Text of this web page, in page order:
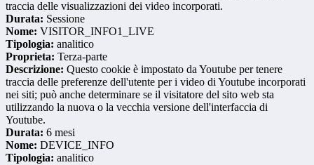
traccia delle visualizzazioni dei video incorporati.
Durata: Sessione
Nome: VISITOR_INFO1_LIVE
Tipologia: analitico
Proprieta: Terza-parte
Descrizione: Questo cookie è impostato da Youtube per tenere
traccia delle preferenze dell'utente per i video di Youtube incorporati
nei siti; può anche determinare se il visitatore del sito web sta
utilizzando la nuova o la vecchia versione dell'interfaccia di
Youtube.
Durata: 6 mesi
Nome: DEVICE_INFO
Tipologia: analitico